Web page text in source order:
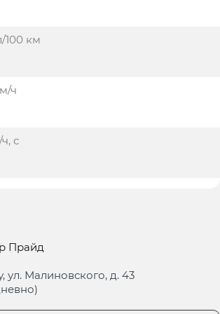
100 км
ч
, с
Прайд
ул. Малиновского, д. 43